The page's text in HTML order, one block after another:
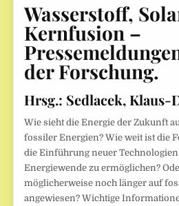
Wasserstoff,
Kernfusion –
der Forschung.
Hrsg.: Sedlacek, Klaus-
Wie sieht die Energie der Zukunft
fossiler Energien? Wie weit ist die
die Einführung neuer
Energiewende zu ermöglichen?
möglicherweise noch länger auf
angewiesen? Wichtige